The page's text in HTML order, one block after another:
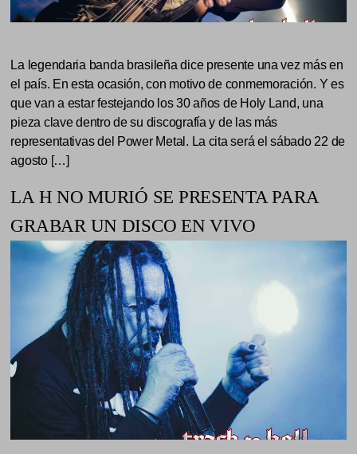
La legendaria banda brasileña dice presente una vez más en
el país. En esta ocasión, con motivo de conmemoración. Y es
que van a estar festejando los 30 años de Holy Land, una
pieza clave dentro de su discografía y de las más
representativas del Power Metal. La cita será el sábado 22 de
agosto […]
LA H NO MURIÓ SE PRESENTA PARA
GRABAR UN DISCO EN VIVO